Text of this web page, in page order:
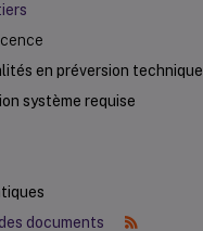
en préversion technique
système requise
documents